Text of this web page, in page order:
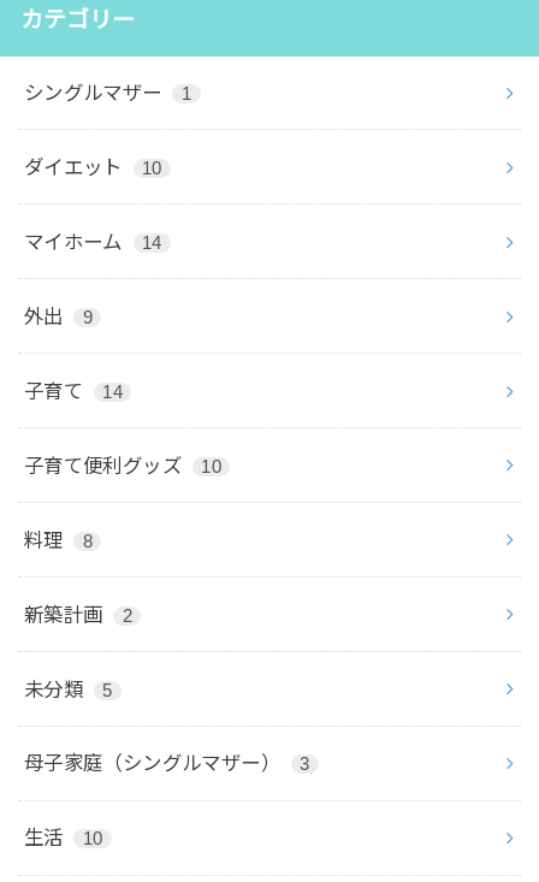
カテゴリー
シングルマザー 1
ダイエット 10
マイホーム 14
外出 9
子育て 14
子育て便利グッズ 10
料理 8
新築計画 2
未分類 5
母子家庭（シングルマザー） 3
生活 10